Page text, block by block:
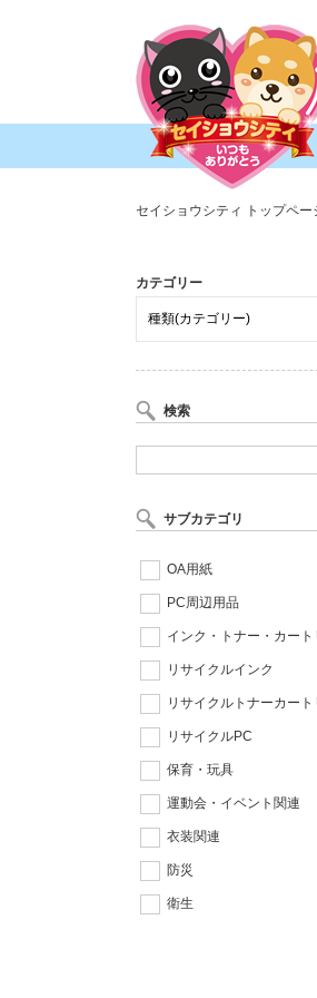
セイショウシティ トップペー
カテゴリー
検索
サブカテゴリ
OA用紙
PC周辺用品
インク・トナー・カート
リサイクルインク
リサイクルトナーカート
リサイクルPC
保育・玩具
運動会・イベント関連
衣装関連
防災
衛生